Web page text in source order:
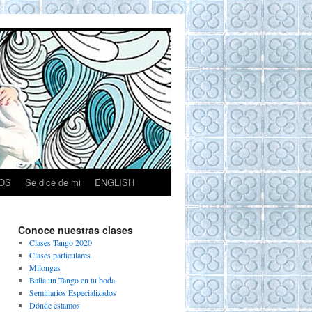
Se dice de mi ENGLISH
Conoce nuestras clases
Clases Tango 2020
Clases particulares
Milongas
Baila un Tango en tu boda
Seminarios Especializados
Dónde estamos